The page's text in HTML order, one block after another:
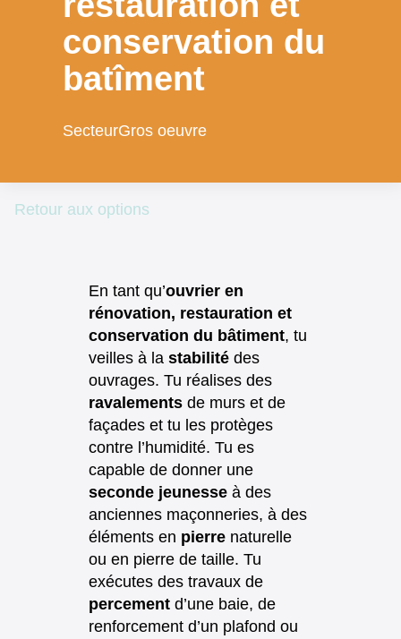
conservation du
batîment
SecteurGros oeuvre
Retour aux options
En tant qu’ouvrier en
rénovation, restauration et
conservation du bâtiment, tu
veilles à lastabilitédes
ouvrages. Tu réalises des
ravalementsde murs et de
façades et tu les protèges
contre l’humidité. Tu es
capable de donner une
seconde jeunesse à des
anciennes maçonneries, à des
éléments en pierre naturelle
ou en pierre de taille. Tu
exécutes des travaux de
percement d’une baie, de
renforcement d’un plafond ou